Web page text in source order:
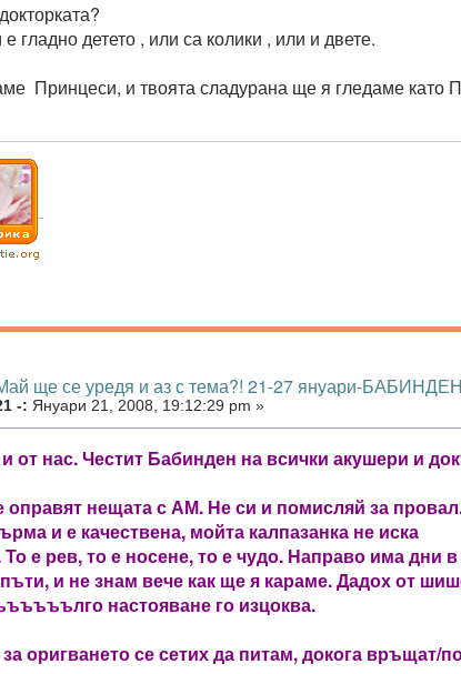
гладно детето , или са колики , или и двете.
Принцеси, и твоята сладурана ще я гледаме като
ще се уредя и аз с тема?! 21-27 януари-
-: Януари 21, 2008, 19:12:29 pm »
от нас. Честит Бабинден на всички акушери и
оправят нещата с АМ. Не си и помисляй за
и е качествена, мойта калпазанка не иска
То е рев, то е носене, то е чудо. Направо има дни в
и не знам вече как ще я караме. Дадох от
настояване го изцоква.
за оригването се сетих да питам, докога връщат/